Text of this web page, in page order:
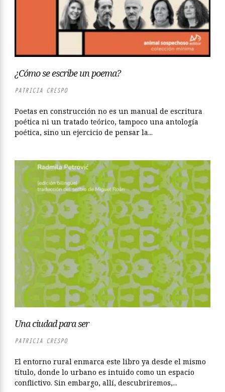
¿Cómo se escribe un poema?
PATRICIA CRESPO
Poetas en construcción no es un manual de escritura
poética ni un tratado teórico, tampoco una antología
poética, sino un ejercicio de pensar la...
Una ciudad para ser
PATRICIA CRESPO
El entorno rural enmarca este libro ya desde el mismo
título, donde lo urbano es intuido como un espacio
conflictivo. Sin embargo, allí, descubriremos,...